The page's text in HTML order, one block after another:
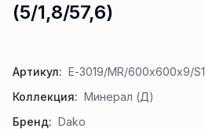
(5/1,8/57,6)
Артикул: E-3019/MR/600x600x9/S1
Коллекция: Минерал (Д)
Бренд: Dako